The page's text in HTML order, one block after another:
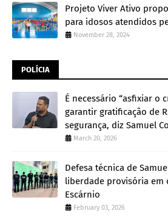
Projeto Viver Ativo
para idosos atendidos
November 28, 2024
POLÍCIA
É necessário “asfixiar o
garantir gratificação de
segurança, diz Samuel
March 20, 2026
Defesa técnica de
liberdade provisória em
Escárnio
February 03, 2026